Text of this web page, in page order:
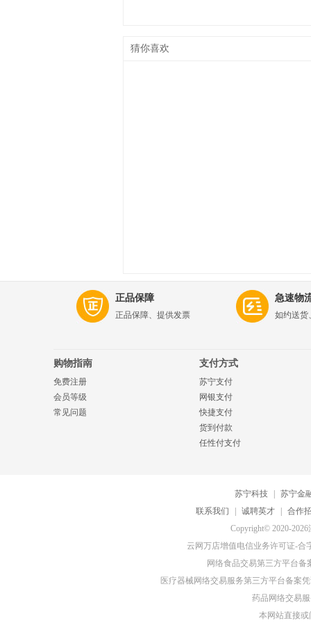
猜你喜欢
正品保障
正品保障、提供发票
急速物
如约送货
购物指南
免费注册
会员等级
常见问题
支付方式
苏宁支付
网银支付
快捷支付
货到付款
任性付支付
苏宁科技
苏宁金
联系我们
诚聘英才
合作
Copyright© 2020-
云网万店增值电信业务许可证-合
网络食品交易第三方平台备
医疗器械网络交易服务第三方平台备案
药品网络交易
本网站直接